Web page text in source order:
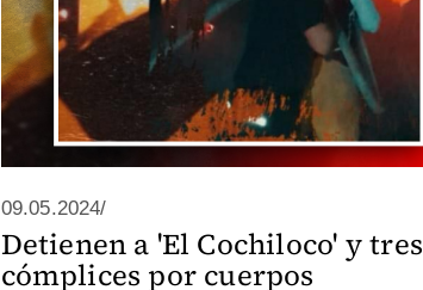
09.05.2024/
Detienen a 'El Cochiloco' y tres
cómplices por cuerpos